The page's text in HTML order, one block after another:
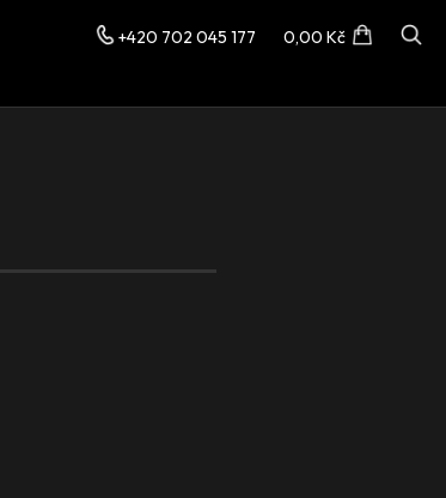
+420 702 045 177 0,00 Kč